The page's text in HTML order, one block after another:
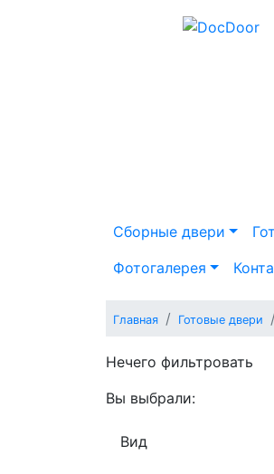
Сборные двери
Фотогалерея
Главная Готовые двери
Нечего фильтровать
Вы выбрали:
Вид